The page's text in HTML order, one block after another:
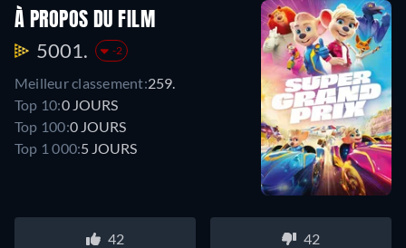
À PROPOS DU FILM
5001. -2
Meilleur classement:259.
Top 10:0 JOURS
Top 100:0 JOURS
Top 1 000:5 JOURS
42 42